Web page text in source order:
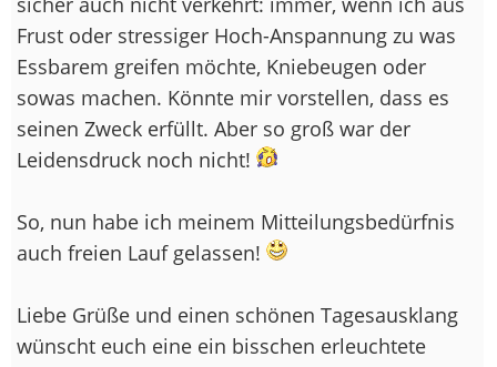
Frust oder stressiger Hoch-Anspannung zu was
Essbarem greifen möchte, Kniebeugen oder
sowas machen. Könnte mir vorstellen, dass es
seinen Zweck erfüllt. Aber so groß war der
Leidensdruck noch nicht!
So, nun habe ich meinem Mitteilungsbedürfnis
auch freien Lauf gelassen!
Liebe Grüße und einen schönen Tagesausklang
wünscht euch eine ein bisschen erleuchtete